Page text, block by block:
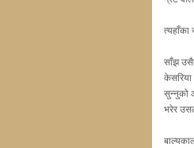
त्यहाँका
साँझ
केसरिया
सुन्नुको
भरेर